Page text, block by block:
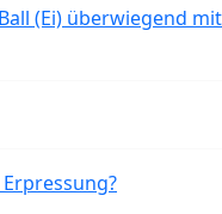
(Ei) überwiegend